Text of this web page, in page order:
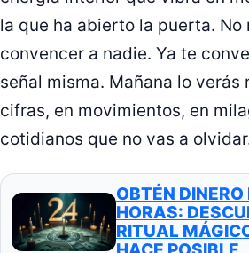
la que ha abierto la puerta. No
convencer a nadie. Ya te
señal misma. Mañana lo verás
cifras, en movimientos, en
cotidianos que no vas a
OBTÉN
HORAS:
RITUAL